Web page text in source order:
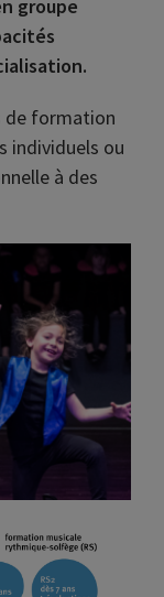
groupe
de formation
individuels ou
à des